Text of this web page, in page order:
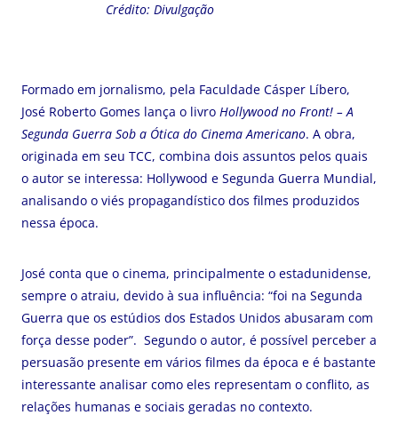
Crédito: Divulgação
Formado em jornalismo, pela Faculdade Cásper Líbero,
José Roberto Gomes lança o livro Hollywood no Front! – A
Segunda Guerra Sob a Ótica do Cinema Americano. A obra,
originada em seu TCC, combina dois assuntos pelos quais
o autor se interessa: Hollywood e Segunda Guerra Mundial,
analisando o viés propagandístico dos filmes produzidos
nessa época.
José conta que o cinema, principalmente o estadunidense,
sempre o atraiu, devido à sua influência: “foi na Segunda
Guerra que os estúdios dos Estados Unidos abusaram com
força desse poder”. Segundo o autor, é possível perceber a
persuasão presente em vários filmes da época e é bastante
interessante analisar como eles representam o conflito, as
relações humanas e sociais geradas no contexto.